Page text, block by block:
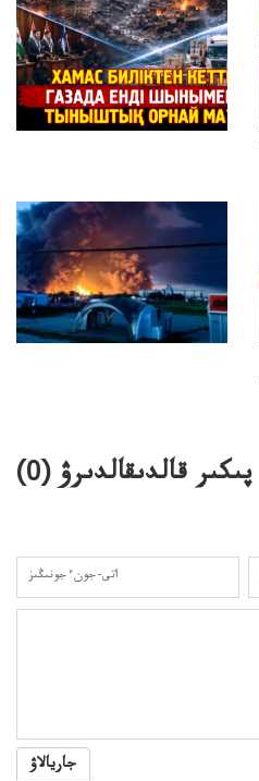
پىكىر قالدىقالدىرۋ (0
)
جاريالاۋ